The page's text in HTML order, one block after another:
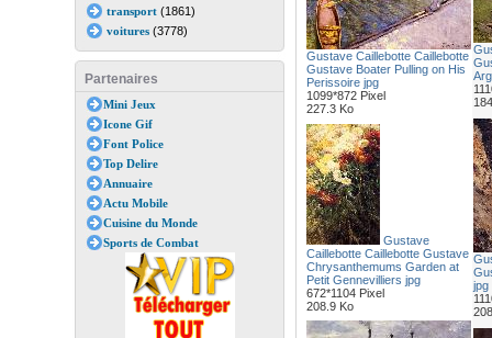
transport(1861)
voitures(3778)
Partenaires
Mini Jeux
Icone Gif
Font Police
Top Delire
Annuaire
Actu Mobile
Cuisine du Monde
Sports de Combat
Gustave Caillebotte Caillebotte
Gustave Boater Pulling on His
Perissoire jpg
1099*872 Pixel
227.3 Ko
Gustave
Caillebotte Caillebotte Gustave
Chrysanthemums Garden at
Petit Gennevilliers jpg
672*1104 Pixel
208.9 Ko
jpg